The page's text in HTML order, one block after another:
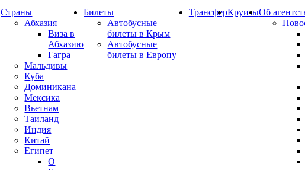
Страны
Абхазия
Виза в
Абхазию
Гагра
Мальдивы
Куба
Доминикана
Мексика
Вьетнам
Таиланд
Индия
Китай
Египет
О
Билеты
Автобусные
билеты в Крым
Автобусные
билеты в Европу
ТрансферКруизыОб